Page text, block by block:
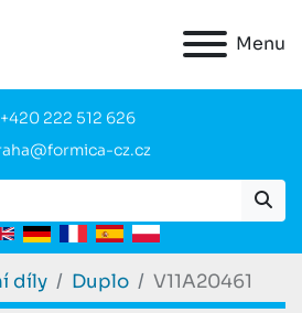
Menu
+420 222 512 626
cz.cz
díly Duplo V11A20461